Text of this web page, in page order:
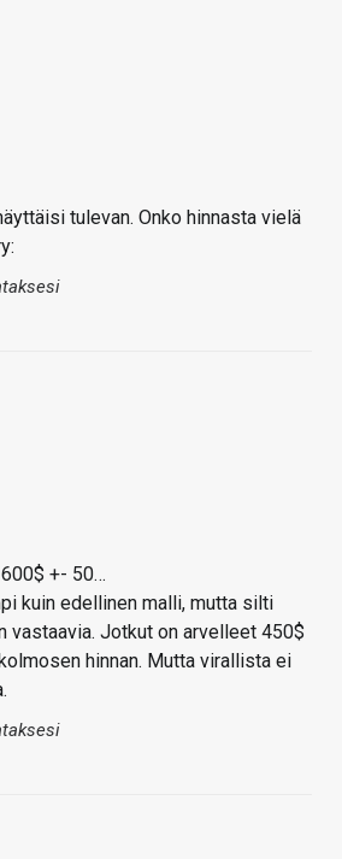
tulevan. Onko hinnasta vielä
+- 50…
kuin edellinen malli, mutta silti
vastaavia. Jotkut on arvelleet 450$
hinnan. Mutta virallista ei